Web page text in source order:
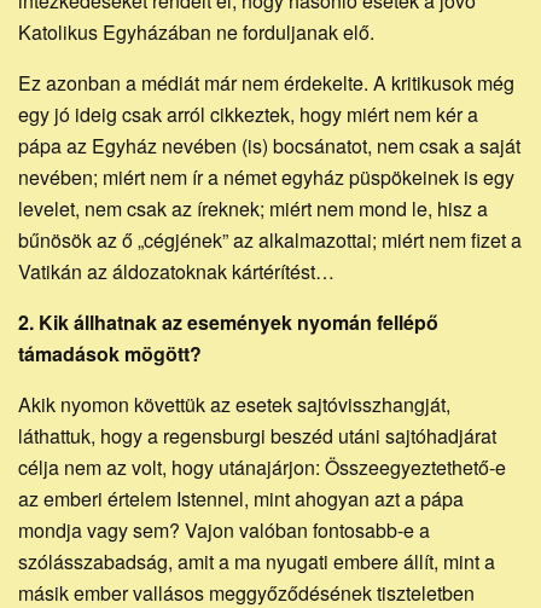
Katolikus Egyházában ne forduljanak elő.
Ez azonban a médiát már nem érdekelte. A kritikusok még
egy jó ideig csak arról cikkeztek, hogy miért nem kér a
pápa az Egyház nevében (is) bocsánatot, nem csak a saját
nevében; miért nem ír a német egyház püspökeinek is egy
levelet, nem csak az íreknek; miért nem mond le, hisz a
bűnösök az ő „cégjének” az alkalmazottai; miért nem fizet a
Vatikán az áldozatoknak kártérítést…
2. Kik állhatnak az események nyomán fellépő
támadások mögött?
Akik nyomon követtük az esetek sajtóvisszhangját,
láthattuk, hogy a regensburgi beszéd utáni sajtóhadjárat
célja nem az volt, hogy utánajárjon: Összeegyeztethető-e
az emberi értelem Istennel, mint ahogyan azt a pápa
mondja vagy sem? Vajon valóban fontosabb-e a
szólásszabadság, amit a ma nyugati embere állít, mint a
másik ember vallásos meggyőződésének tiszteletben